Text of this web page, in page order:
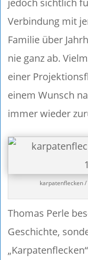
Verbindung mit
Familie über
nie ganz ab.
einer
einem Wunsch
immer wieder
karpatenflecken /
Thomas Perle
Geschichte,